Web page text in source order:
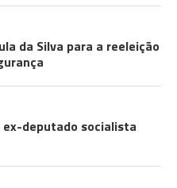
da Silva para a reeleição
deputado socialista